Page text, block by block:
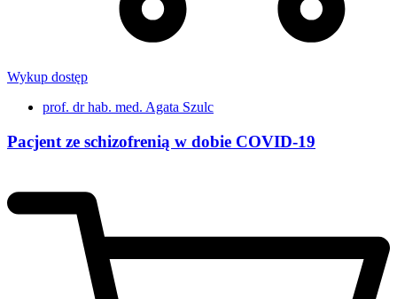
Wykup dostęp
prof. dr hab. med. Agata Szulc
Pacjent ze schizofrenią w dobie COVID-19